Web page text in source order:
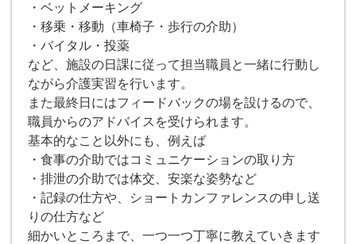
・ベットメーキング
・移乗・移動（車椅子・歩行の介助）
・バイタル・投薬
など、施設の日課に従って担当職員と一緒に行動し
ながら介護実習を行います。
また最終日にはフィードバックの場を設けるので、
職員からのアドバイスを受けられます。
基本的なこと以外にも、例えば
・食事の介助ではコミュニケーションの取り方
・排泄の介助では体交、安楽な姿勢など
・記録の仕方や、ショートカンファレンスの申し送
りの仕方など
細かいところまで、一つ一つ丁寧に教えていきます